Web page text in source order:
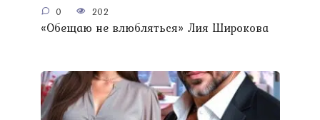
0 202
«Обещаю не влюбляться» Лия Широкова